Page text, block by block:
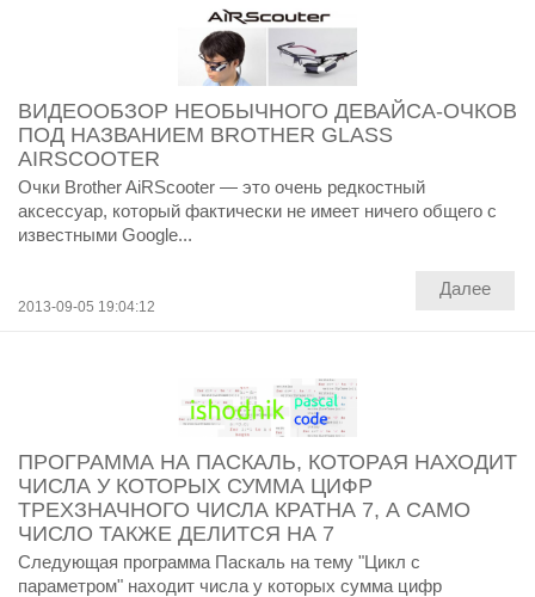
ВИДЕООБЗОР НЕОБЫЧНОГО ДЕВАЙСА-ОЧКОВ
ПОД НАЗВАНИЕМ BROTHER GLASS
AIRSCOOTER
Очки Brother AiRScooter — это очень редкостный
аксессуар, который фактически не имеет ничего общего с
известными Google...
2013-09-05 19:04:12
Далее
ПРОГРАММА НА ПАСКАЛЬ, КОТОРАЯ НАХОДИТ
ЧИСЛА У КОТОРЫХ СУММА ЦИФР
ТРЕХЗНАЧНОГО ЧИСЛА КРАТНА 7, А САМО
ЧИСЛО ТАКЖЕ ДЕЛИТСЯ НА 7
Следующая программа Паскаль на тему "Цикл с
параметром" находит числа у которых сумма цифр